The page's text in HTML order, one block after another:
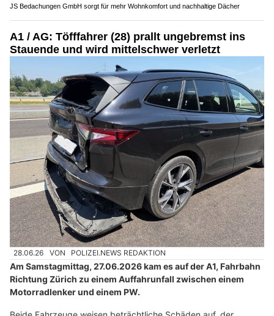
JS Bedachungen GmbH sorgt für mehr Wohnkomfort und nachhaltige Dächer
A1 / AG: Töfffahrer (28) prallt ungebremst ins
Stauende und wird mittelschwer verletzt
28.06.26 VON POLIZEI.NEWS REDAKTION
Am Samstagmittag, 27.06.2026 kam es auf der A1, Fahrbahn
Richtung Zürich zu einem Auffahrunfall zwischen einem
Motorradlenker und einem PW.